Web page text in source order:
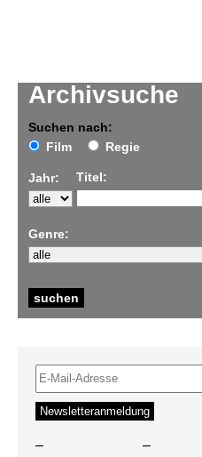
Archivsuche
Suchen nach:
Film
Regie
Jahr: Titel:
Genre:
– –